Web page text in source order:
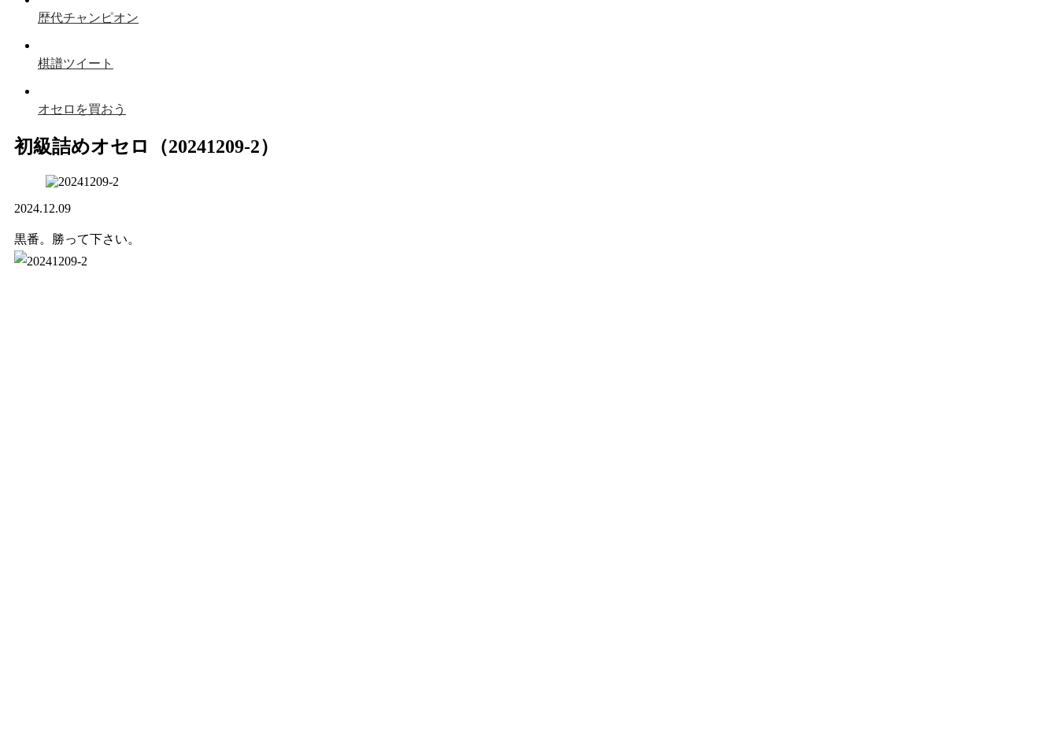
歴代チャンピオン
棋譜ツイート
オセロを買おう
初級詰めオセロ（20241209-2）
2024.12.09
黒番。勝って下さい。